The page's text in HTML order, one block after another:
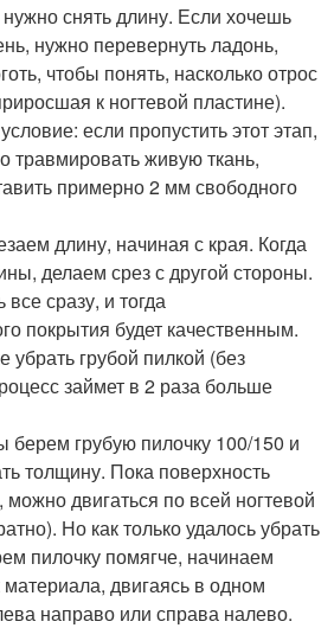
снять длину. Если хочешь
нужно перевернуть ладонь,
чтобы понять, насколько отрос
к ногтевой пластине).
если пропустить этот этап,
травмировать живую ткань,
примерно 2 мм свободного
длину, начиная с края. Когда
делаем срез с другой стороны.
сразу, и тогда
покрытия будет качественным.
грубой пилкой (без
займет в 2 раза больше
берем грубую пилочку 100/150 и
толщину. Пока поверхность
двигаться по всей ногтевой
Но как только удалось убрать
пилочку помягче, начинаем
материала, двигаясь в одном
направо или справа налево.